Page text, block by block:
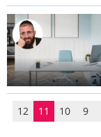
9
10
11
12